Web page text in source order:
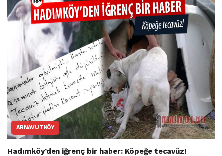
ARNAVUTKÖY
Hadımköy’den iğrenç bir haber: Köpeğe tecavüz!